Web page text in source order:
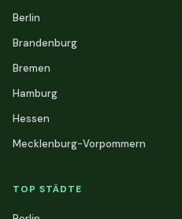
Berlin
Brandenburg
Bremen
Hamburg
Hessen
Mecklenburg-Vorpommern
TOP STÄDTE